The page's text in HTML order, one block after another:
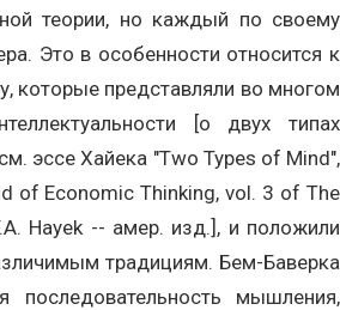
теории, но каждый по своему
Это в особенности относится к
которые представляли во многом
[о двух типах
эссе Хайека "Two Types of Mind",
of Economic Thinking, vol. 3 of The
Hayek -- амер. изд.], и положили
традициям. Бем-Баверка
последовательность мышления,